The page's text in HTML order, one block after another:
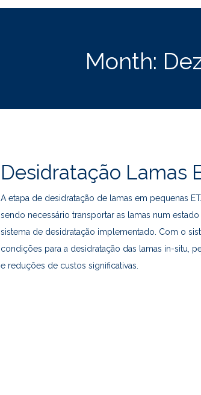
Month:
Desidratação Lamas
A etapa de desidratação de lamas em pequenas
sendo necessário transportar as lamas num
sistema de desidratação implementado. Com o
condições para a desidratação das lamas in-situ,
e reduções de custos significativas.